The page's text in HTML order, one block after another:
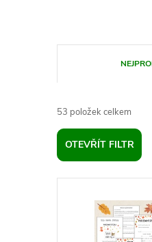
a
z
e
53 položek celkem
OTEVŘÍT FILTR